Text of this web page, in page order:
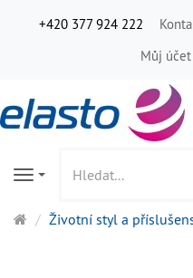
+420 377 924 222
Můj účet
Navigation
Hlavní
Životní styl a